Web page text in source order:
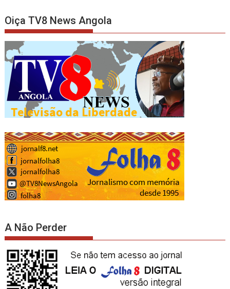
Oiça TV8 News Angola
A Não Perder